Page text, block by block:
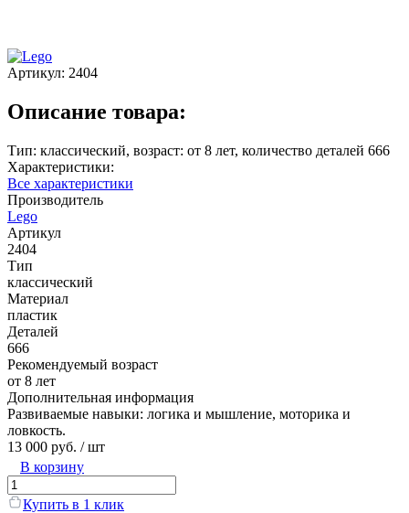
Артикул: 2404
Описание товара:
Тип: классический, возраст: от 8 лет, количество деталей 666
Характеристики:
Все характеристики
Производитель
Lego
Артикул
2404
Тип
классический
Материал
пластик
Деталей
666
Рекомендуемый возраст
от 8 лет
Дополнительная информация
Развиваемые навыки: логика и мышление, моторика и
ловкость.
13 000 руб. / шт
В корзину
Купить в 1 клик